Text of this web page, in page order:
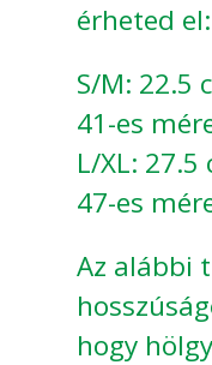
érheted el:
S/M: 22.5
41-es
L/XL:
47-es
Az alábbi
hogy